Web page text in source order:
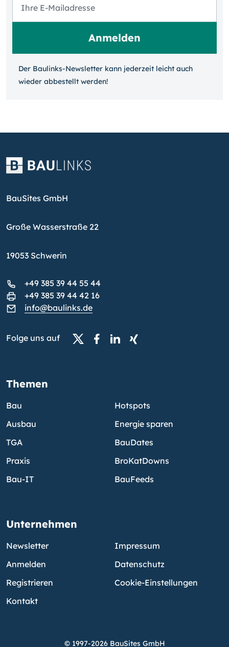
Der Baulinks-Newsletter kann jeder­zeit leicht auch
wieder ab­bestellt werden!
BauSites GmbH
Große Wasserstraße 22
19053 Schwerin
+49 385 39 44 55 44
+49 385 39 44 42 16
info@baulinks.de
Folge uns auf
Themen
Bau
Ausbau
TGA
Praxis
Bau-IT
Hotspots
Energie sparen
BauDates
BroKatDowns
BauFeeds
Unternehmen
Newsletter
Anmelden
Registrieren
Kontakt
Impressum
Datenschutz
Cookie-Einstellungen
© 1997-2026 BauSites GmbH